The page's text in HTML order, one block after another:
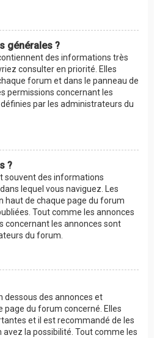
générales ?
des informations très
consulter en priorité. Elles
forum et dans le panneau de
permissions concernant les
par les administrateurs du
?
souvent des informations
lequel vous naviguez. Les
haut de chaque page du forum
Tout comme les annonces
concernant les annonces sont
du forum.
dessous des annonces et
du forum concerné. Elles
et il est recommandé de les
avez la possibilité. Tout comme les